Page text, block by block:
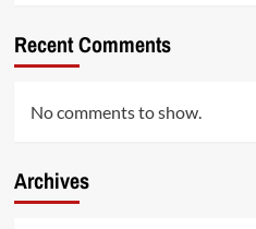
Recent Comments
No comments to show.
Archives